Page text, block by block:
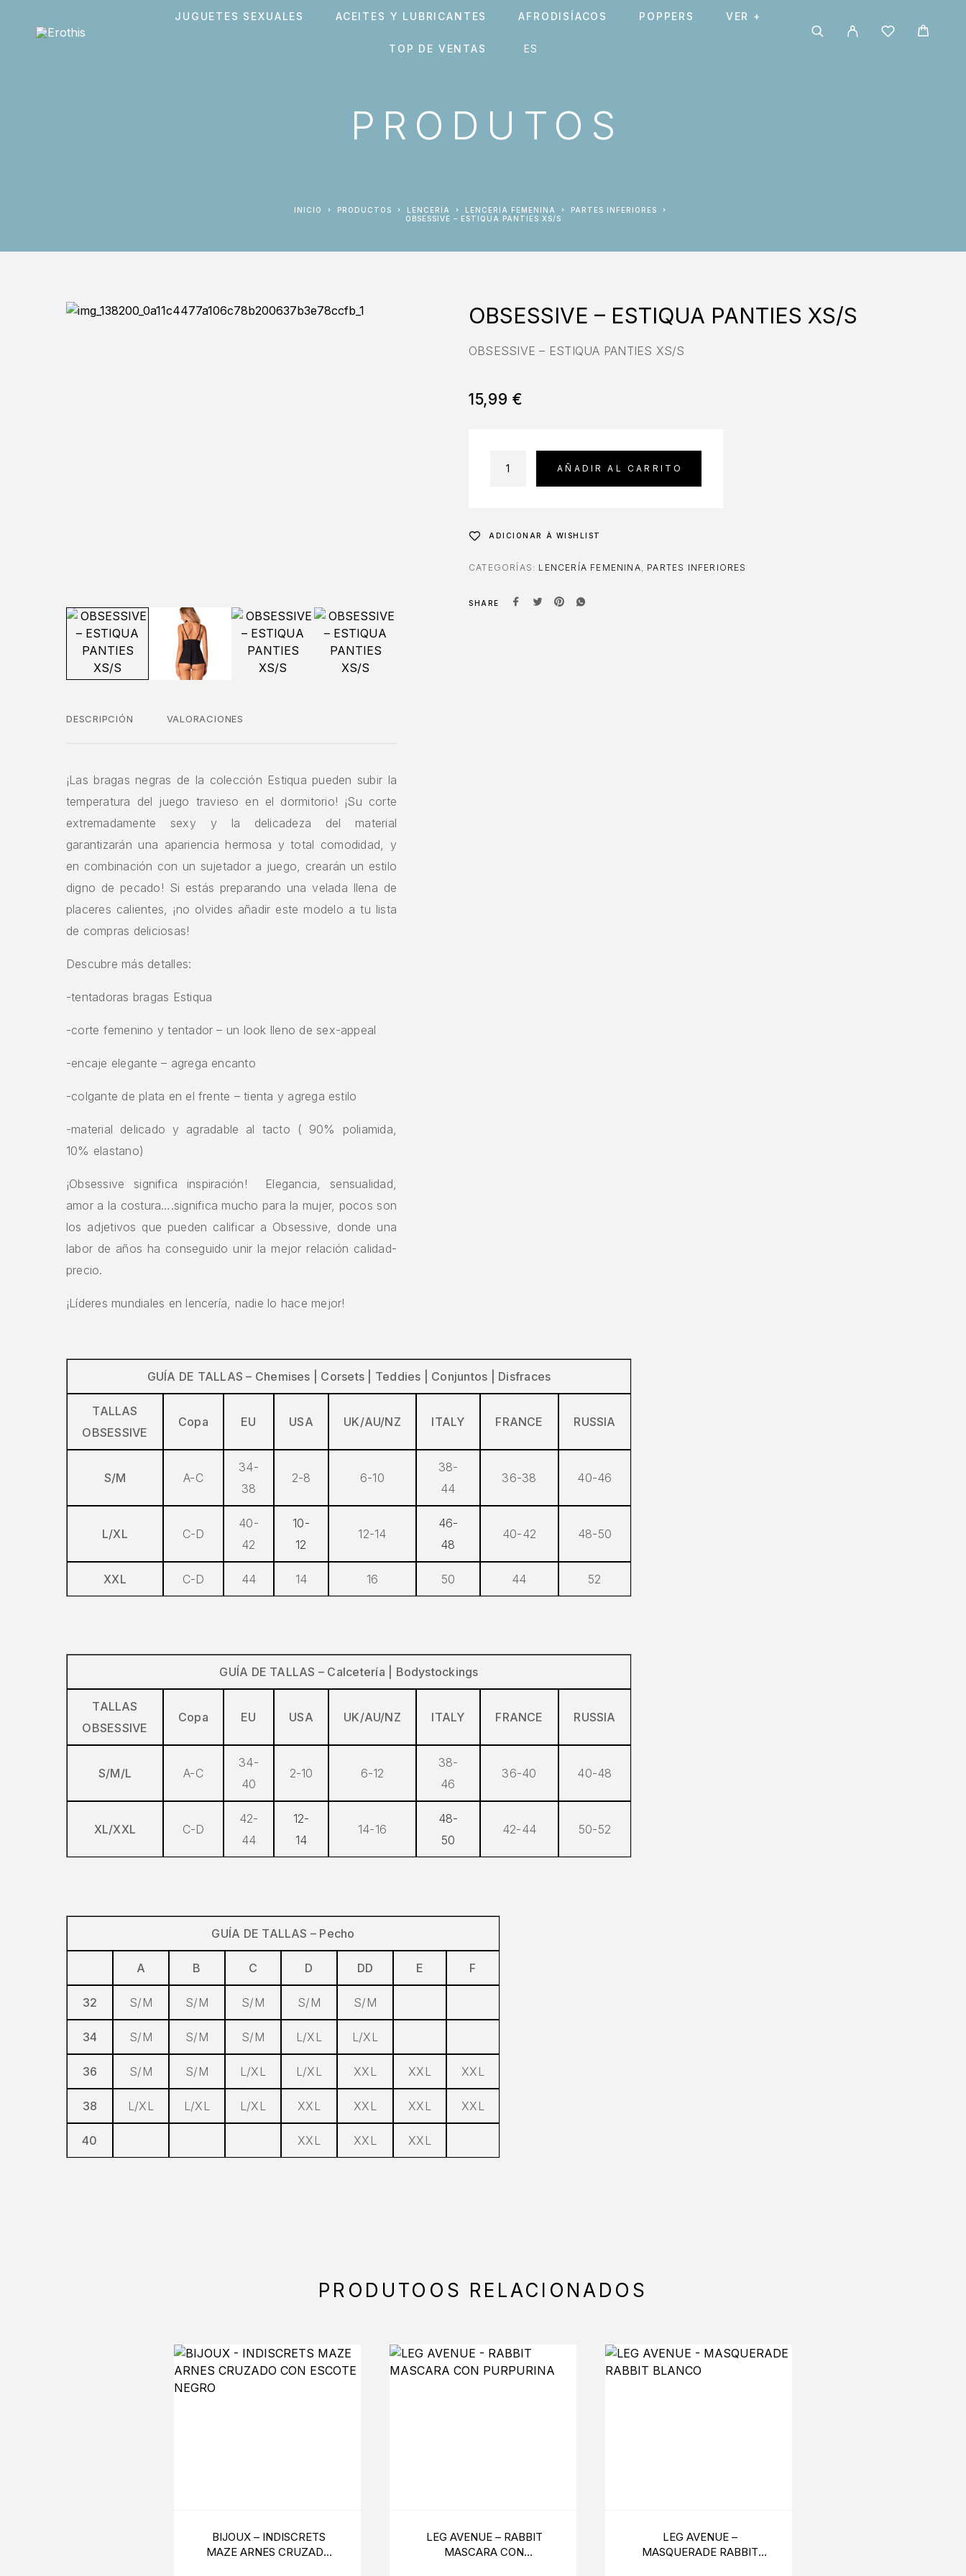
JUGUETES SEXUALES ACEITES Y LUBRICANTES AFRODISÍACOS POPPERS VER +
TOP DE VENTAS
PRODUTOS
INICIO PRODUCTOS LENCERÍA LENCERÍA FEMENINA
PARTES INFERIORES
OBSESSIVE – ESTIQUA PANTIES XS/S
DESCRIPCIÓN VALORACIONES
¡Las bragas negras de la colección Estiqua pueden subir la
temperatura del juego travieso en el dormitorio! ¡Su corte
extremadamente sexy y la delicadeza del material
garantizarán una apariencia hermosa y total comodidad, y
en combinación con un sujetador a juego, crearán un estilo
digno de pecado! Si estás preparando una velada llena de
placeres calientes, ¡no olvides añadir este modelo a tu lista
de compras deliciosas!
Descubre más detalles:
-tentadoras bragas Estiqua
-corte femenino y tentador – un look lleno de sex-appeal
-encaje elegante – agrega encanto
-colgante de plata en el frente – tienta y agrega estilo
-material delicado y agradable al tacto ( 90% poliamida,
10% elastano)
¡Obsessive significa inspiración! Elegancia, sensualidad,
amor a la costura….significa mucho para la mujer, pocos son
los adjetivos que pueden calificar a Obsessive, donde una
labor de años ha conseguido unir la mejor relación calidad-
precio.
¡Líderes mundiales en lencería, nadie lo hace mejor!
GUÍA DE TALLAS – Chemises | Corsets | Teddies | Conjuntos | Disfraces
TALLAS
OBSESSIVE
Copa EU USA UK/AU/NZ ITALY FRANCE RUSSIA
S/M A-C
34-
38
2-8 6-10
38-
44
36-38 40-46
L/XL C-D
40-
42
10-
12
12-14
46-
48
40-42 48-50
XXL C-D 44 14 16 50 44 52
GUÍA DE TALLAS – Calcetería | Bodystockings
TALLAS
OBSESSIVE
Copa EU USA UK/AU/NZ ITALY FRANCE RUSSIA
S/M/L A-C
34-
40
2-10 6-12
38-
46
36-40 40-48
XL/XXL C-D
42-
44
12-
14
14-16
48-
50
42-44 50-52
GUÍA DE TALLAS – Pecho
A B C D DD E F
32 S/M S/M S/M S/M S/M
34 S/M S/M S/M L/XL L/XL
36 S/M S/M L/XL L/XL XXL XXL XXL
38 L/XL L/XL L/XL XXL XXL XXL XXL
40 XXL XXL XXL
OBSESSIVE – ESTIQUA PANTIES XS/S
OBSESSIVE – ESTIQUA PANTIES XS/S
15,99 €
AÑADIR AL CARRITO
ADICIONAR À WISHLIST
CATEGORÍAS: LENCERÍA FEMENINA, PARTES INFERIORES
SHARE
PRODUTOOS RELACIONADOS
BIJOUX – INDISCRETS
MAZE ARNES CRUZADO
LEG AVENUE – RABBIT
MASCARA CON
LEG AVENUE –
MASQUERADE RABBIT